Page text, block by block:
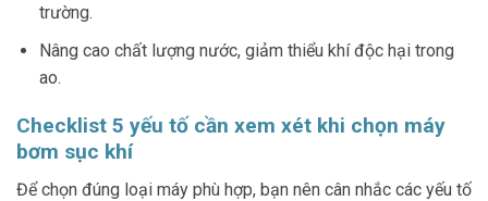
trường.
Nâng cao chất lượng nước, giảm thiểu khí độc hại trong
ao.
Checklist 5 yếu tố cần xem xét khi chọn máy
bơm sục khí
Để chọn đúng loại máy phù hợp, bạn nên cân nhắc các yếu tố